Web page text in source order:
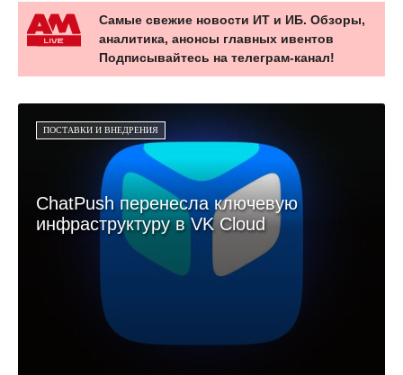
Самые свежие новости ИТ и ИБ. Обзоры,
аналитика, анонсы главных ивентов
Подписывайтесь на телеграм-канал!
ПОСТАВКИ И ВНЕДРЕНИЯ
ChatPush перенесла ключевую
инфраструктуру в VK Cloud